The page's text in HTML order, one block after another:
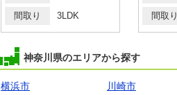
間取り 3LDK 間取り
神奈川県のエリアから探す
横浜市 川崎市